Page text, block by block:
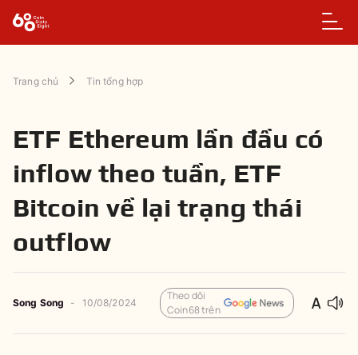
Trang chủ Tin tổng hợp
ETF Ethereum lần đầu có
inflow theo tuần, ETF
Bitcoin về lại trạng thái
outflow
Song Song - 10/08/2024
Theo dõi
Coin68 trên